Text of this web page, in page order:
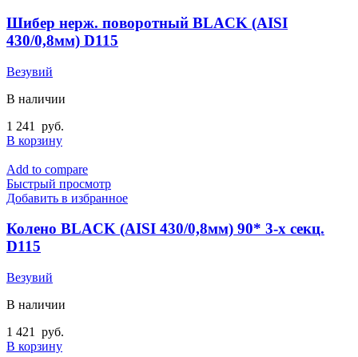
Шибер нерж. поворотный BLACK (AISI
430/0,8мм) D115
Везувий
В наличии
1 241
руб.
В корзину
Add to compare
Быстрый просмотр
Добавить в избранное
Колено BLACK (AISI 430/0,8мм) 90* 3-х секц.
D115
Везувий
В наличии
1 421
руб.
В корзину